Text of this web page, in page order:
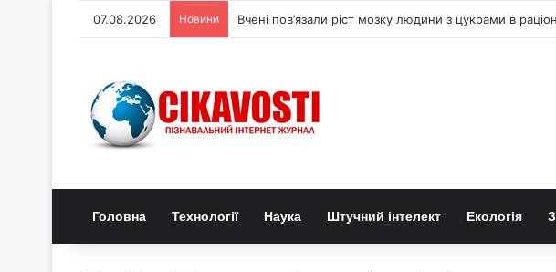
07.08.2026 Новини Вчені пов’язали ріст мозку людини з цукрами в
Головна Технології Наука Штучний інтелект Екологія